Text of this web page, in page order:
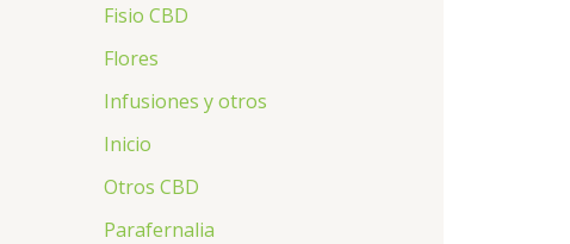
Fisio CBD
Flores
Infusiones y otros
Inicio
Otros CBD
Parafernalia